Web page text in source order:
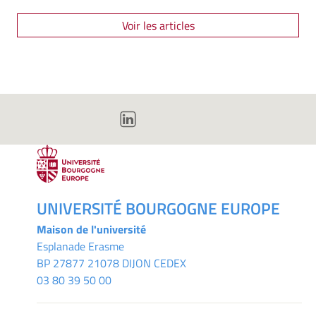
Voir les articles
UNIVERSITÉ BOURGOGNE EUROPE
Maison de l'université
Esplanade Erasme
BP 27877 21078 DIJON CEDEX
03 80 39 50 00